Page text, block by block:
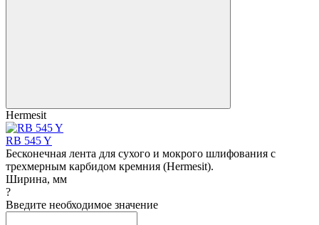
Hermesit
RB 545 Y
Бесконечная лента для сухого и мокрого шлифования с
трехмерным карбидом кремния (Hermesit).
Ширина, мм
?
Введите необходимое значение